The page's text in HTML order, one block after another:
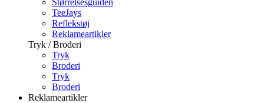
TeeJays
Reflekstøj
Reklameartikler
Tryk / Broderi
Tryk
Broderi
Tryk
Broderi
Reklameartikler